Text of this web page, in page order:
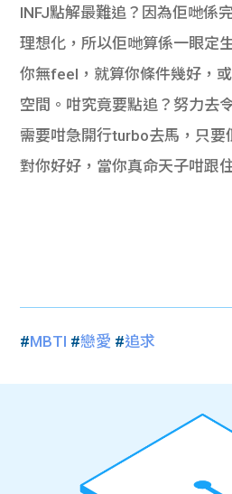
INFJ點解最難追？因為佢哋係
理想化，所以佢哋算係一眼定
你無feel，就算你條件幾好，
空間。咁究竟要點追？努力去
需要咁急開行turbo去馬，只要
對你好好，當你真命天子咁跟
#MBTI #戀愛 #追求